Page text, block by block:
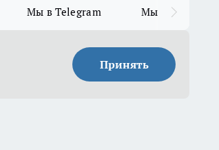
Мы в Telegram Мы в MAX
Принять